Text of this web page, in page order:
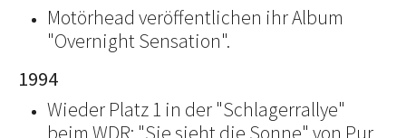
Motörhead veröffentlichen ihr Album
"Overnight Sensation".
1994
Wieder Platz 1 in der "Schlagerrallye"
beim WDR: "Sie sieht die Sonne" von Pur